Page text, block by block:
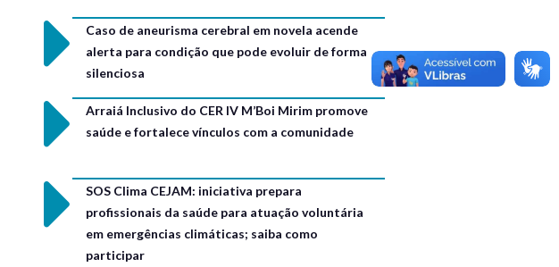
Caso de aneurisma cerebral em novela acende
alerta para condição que pode evoluir de forma
silenciosa
Arraiá Inclusivo do CER IV M’Boi Mirim promove
saúde e fortalece vínculos com a comunidade
SOS Clima CEJAM: iniciativa prepara
profissionais da saúde para atuação voluntária
em emergências climáticas; saiba como
participar